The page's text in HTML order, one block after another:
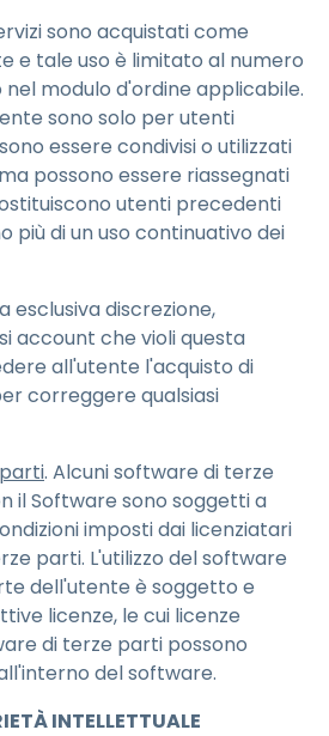
sono acquistati come
e tale uso è limitato al numero
modulo d'ordine applicabile.
sono solo per utenti
essere condivisi o utilizzati
possono essere riassegnati
utenti precedenti
più di un uso continuativo dei
esclusiva discrezione,
account che violi questa
all'utente l'acquisto di
correggere qualsiasi
. Alcuni software di terze
il Software sono soggetti a
imposti dai licenziatari
parti. L'utilizzo del software
dell'utente è soggetto e
licenze, le cui licenze
di terze parti possono
del software.
INTELLETTUALE